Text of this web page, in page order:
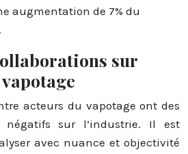
augmentation de 7% du
sur
acteurs du vapotage ont des
sur l’industrie. Il est
avec nuance et objectivité